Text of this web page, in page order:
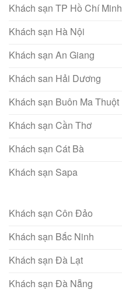
Khách sạn TP Hồ Chí Minh
Khách sạn Hà Nội
Khách sạn An Giang
Khách san Hải Dương
Khách sạn Buôn Ma Thuột
Khách sạn Cần Thơ
Khách sạn Cát Bà
Khách sạn Sapa
Khách sạn Côn Đảo
Khách sạn Bắc Ninh
Khách sạn Đà Lạt
Khách sạn Đà Nẵng